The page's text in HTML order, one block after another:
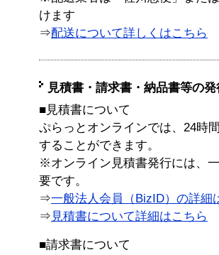
けます
⇒配送について詳しくはこちら
見積書・請求書・納品書等の
■見積書について
ぷらっとオンラインでは、24時
することができます。
※オンライン見積書発行には、
要です。
⇒一般法人会員（BizID）の詳細
⇒ 見積書について詳細はこちら
■請求書について